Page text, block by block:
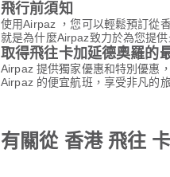
飛行前須知
使用Airpaz ，您可以輕鬆預訂從
就是為什麼Airpaz致力於為您提
取得飛往卡加延德奧羅的
Airpaz 提供獨家優惠和特別優惠
Airpaz 的便宜航班，享受非凡的
有關從 香港 飛往